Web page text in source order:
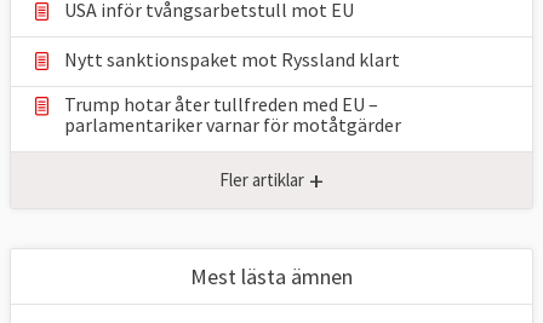
USA inför tvångsarbetstull mot EU
Nytt sanktionspaket mot Ryssland klart
Trump hotar åter tullfreden med EU –
parlamentariker ⁠varnar för motåtgärder
Fler artiklar +
Mest lästa ämnen